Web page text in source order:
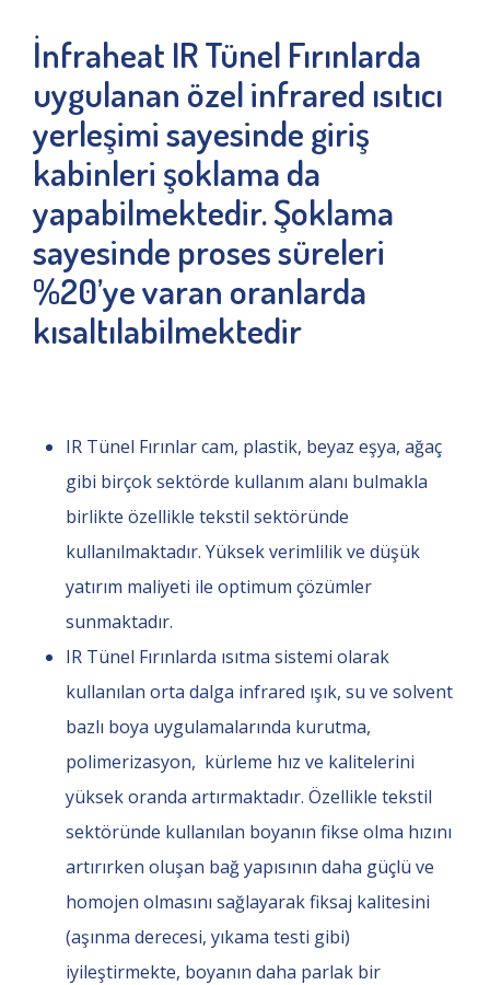
İnfraheat IR Tünel Fırınlarda
uygulanan özel infrared ısıtıcı
yerleşimi sayesinde giriş
kabinleri şoklama da
yapabilmektedir. Şoklama
sayesinde proses süreleri
%20’ye varan oranlarda
kısaltılabilmektedir
IR Tünel Fırınlar cam, plastik, beyaz eşya, ağaç
gibi birçok sektörde kullanım alanı bulmakla
birlikte özellikle tekstil sektöründe
kullanılmaktadır. Yüksek verimlilik ve düşük
yatırım maliyeti ile optimum çözümler
sunmaktadır.
IR Tünel Fırınlarda ısıtma sistemi olarak
kullanılan orta dalga infrared ışık, su ve solvent
bazlı boya uygulamalarında kurutma,
polimerizasyon, kürleme hız ve kalitelerini
yüksek oranda artırmaktadır. Özellikle tekstil
sektöründe kullanılan boyanın fikse olma hızını
artırırken oluşan bağ yapısının daha güçlü ve
homojen olmasını sağlayarak fiksaj kalitesini
(aşınma derecesi, yıkama testi gibi)
iyileştirmekte, boyanın daha parlak bir